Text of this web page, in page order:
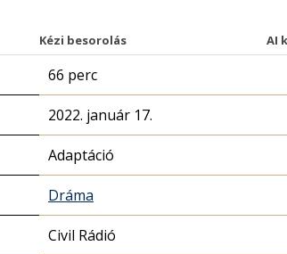
Kézi besorolás AI
66 perc
2022. január 17.
Adaptáció
Dráma
Civil Rádió